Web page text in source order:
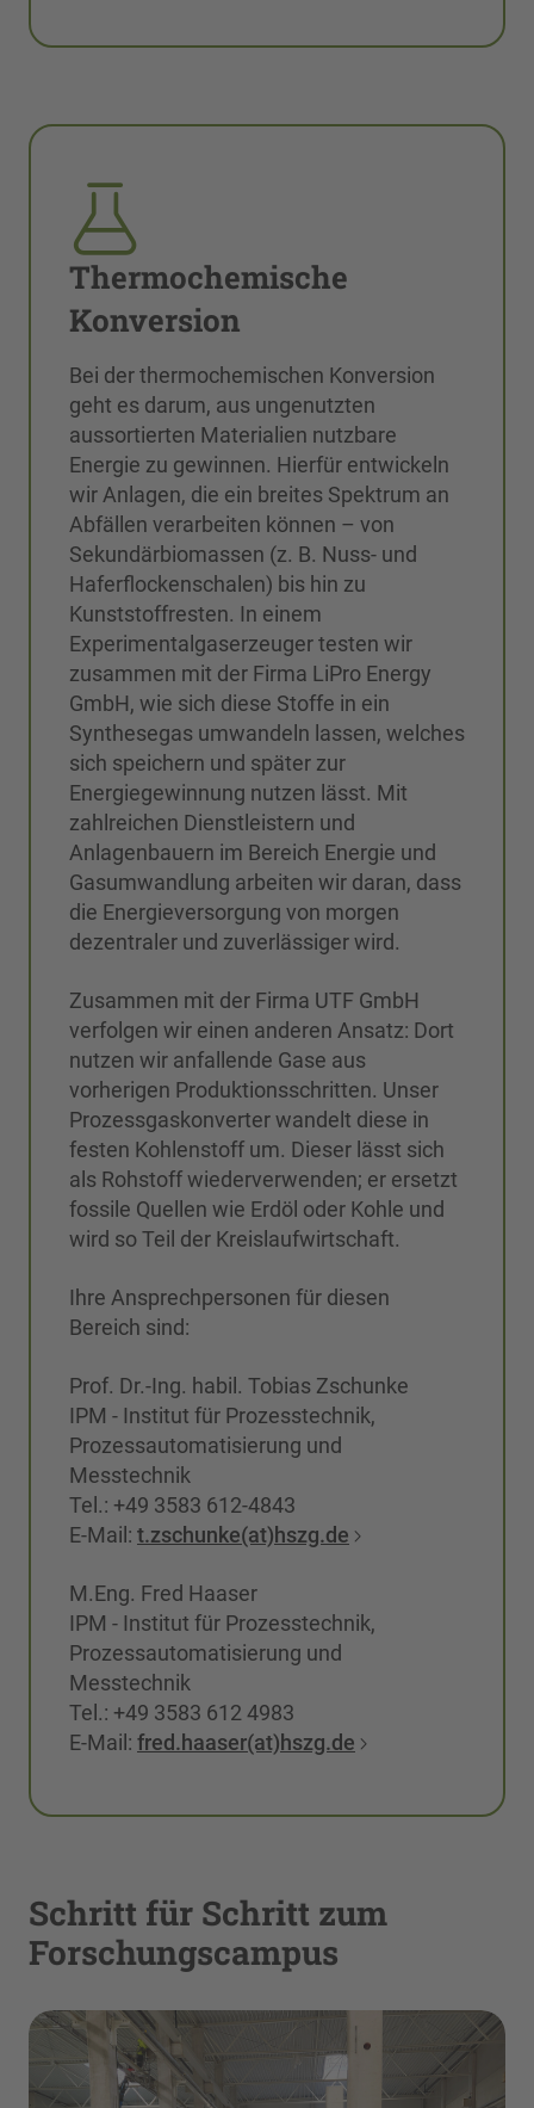
Thermochemische
Konversion
Bei der thermochemischen Konversion
geht es darum, aus ungenutzten
aussortierten Materialien nutzbare
Energie zu gewinnen. Hierfür entwickeln
wir Anlagen, die ein breites Spektrum an
Abfällen verarbeiten können – von
Sekundärbiomassen (z. B. Nuss- und
Haferflockenschalen) bis hin zu
Kunststoffresten. In einem
Experimentalgaserzeuger testen wir
zusammen mit der Firma LiPro Energy
GmbH, wie sich diese Stoffe in ein
Synthesegas umwandeln lassen, welches
sich speichern und später zur
Energiegewinnung nutzen lässt. Mit
zahlreichen Dienstleistern und
Anlagenbauern im Bereich Energie und
Gasumwandlung arbeiten wir daran, dass
die Energieversorgung von morgen
dezentraler und zuverlässiger wird.
Zusammen mit der Firma UTF GmbH
verfolgen wir einen anderen Ansatz: Dort
nutzen wir anfallende Gase aus
vorherigen Produktionsschritten. Unser
Prozessgaskonverter wandelt diese in
festen Kohlenstoff um. Dieser lässt sich
als Rohstoff wiederverwenden; er ersetzt
fossile Quellen wie Erdöl oder Kohle und
wird so Teil der Kreislaufwirtschaft.
Ihre Ansprechpersonen für diesen
Bereich sind:
Prof. Dr.-Ing. habil. Tobias Zschunke
IPM - Institut für Prozesstechnik,
Prozessautomatisierung und
Messtechnik
Tel.: +49 3583 612-4843
E-Mail: t.zschunke(at)hszg.de
M.Eng. Fred Haaser
IPM - Institut für Prozesstechnik,
Prozessautomatisierung und
Messtechnik
Tel.: +49 3583 612 4983
E-Mail: fred.haaser(at)hszg.de
Schritt für Schritt zum
Forschungscampus